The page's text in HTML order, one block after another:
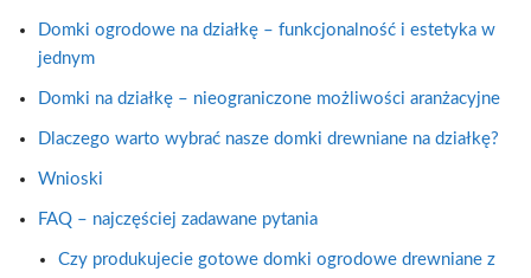
Domki ogrodowe na działkę – funkcjonalność i estetyka w
jednym
Domki na działkę – nieograniczone możliwości aranżacyjne
Dlaczego warto wybrać nasze domki drewniane na działkę?
Wnioski
FAQ – najczęściej zadawane pytania
Czy produkujecie gotowe domki ogrodowe drewniane z